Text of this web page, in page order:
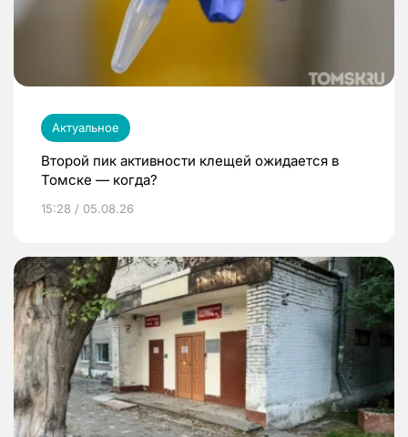
Актуальное
Второй пик активности клещей ожидается в
Томске — когда?
15:28 / 05.08.26